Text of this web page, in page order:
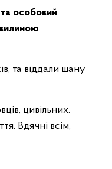
особовий
та віддали шану
цивільних.
Вдячні всім,